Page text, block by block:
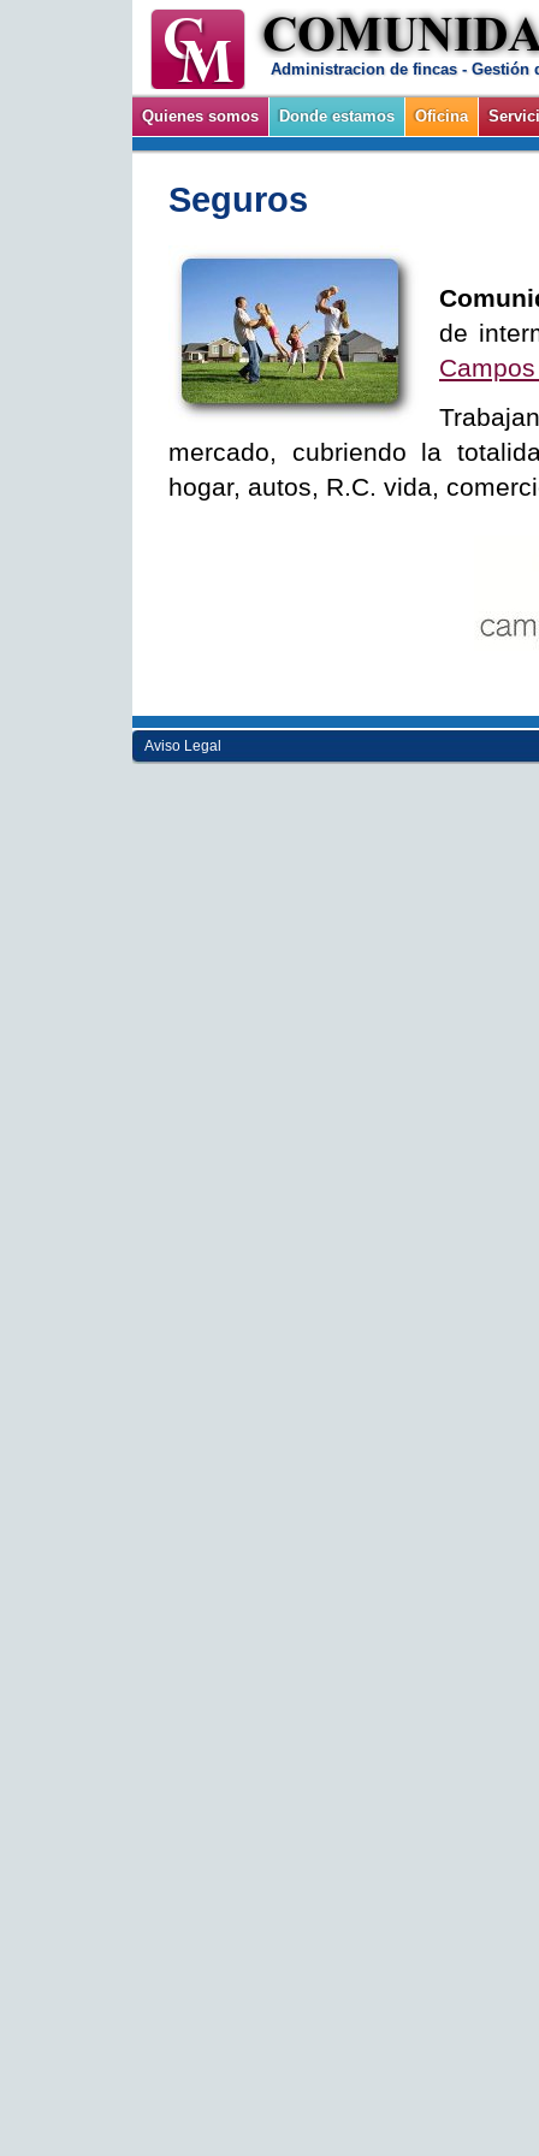
Administracion de fincas - Gestión
Quienes somos Donde estamos Oficina
Seguros
de
mercado, cubriendo la
hogar, autos, R.C. vida,
Aviso Legal